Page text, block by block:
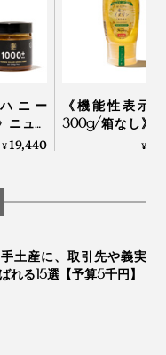
価され、2024年には
ミツアワード
スティングされ、味・外観・香
される、国際的なコンテスト
ニー
ニュー
政府認
証書
ハニ
¥19,440
《機能性表示
300g/箱なし》
値上昇をゆるや
¥
土産に、取引先や義実
れる15選【予算5千円】